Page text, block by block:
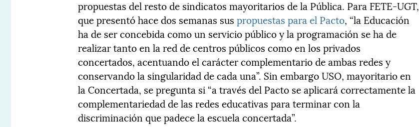
propuestas del resto de sindicatos mayoritarios de la Pública. Para FETE-UGT,
que presentó hace dos semanas suspropuestas para el Pacto, “la Educación
ha de ser concebida como un servicio público y la programación se ha de
realizar tanto en la red de centros públicos como en los privados
concertados, acentuando el carácter complementario de ambas redes y
conservando la singularidad de cada una”. Sin embargo USO, mayoritario en
la Concertada, se pregunta si “a través del Pacto se aplicará correctamente la
complementariedad de las redes educativas para terminar con la
discriminación que padece la escuela concertada”.